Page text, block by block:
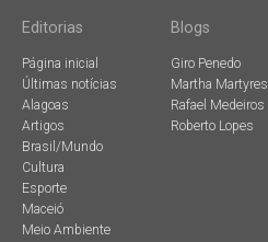
Editorias
Página inicial
Últimas notícias
Alagoas
Artigos
Brasil/Mundo
Cultura
Esporte
Maceió
Meio Ambiente
Blogs
Giro Penedo
Martha Martyres
Rafael Medeiros
Roberto Lopes